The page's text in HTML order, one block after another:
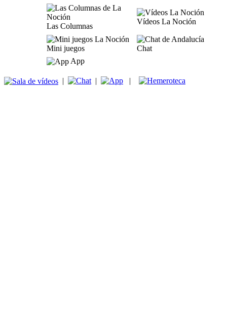
Las Columnas
Vídeos La Noción
Mini juegos
Chat
App
| | |